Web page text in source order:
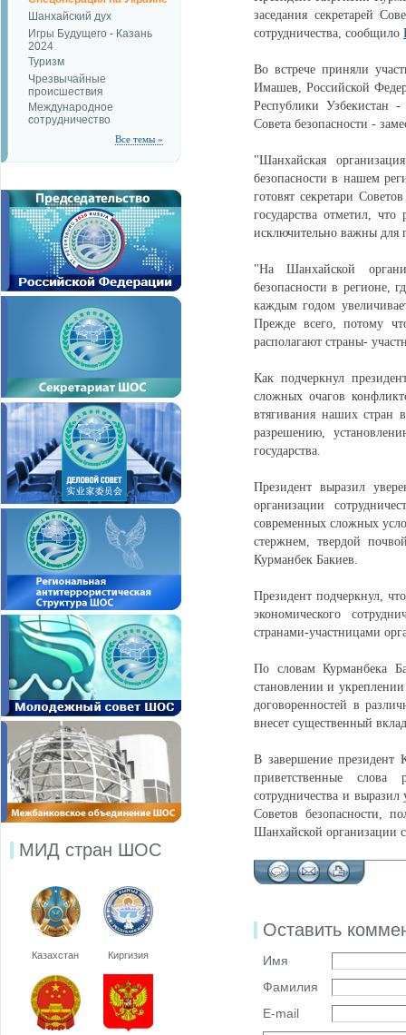
Шанхайский дух
Игры Будущего - Казань
2024
Туризм
Чрезвычайные
происшествия
Международное
сотрудничество
Все темы »
МИД стран ШОС
Казахстан Киргизия
заседания секретарей
сотрудничества, сообщило
Во встрече приняли
Имашев, Российской
Республики Узбекистан -
Совета безопасности -
"Шанхайская
безопасности в нашем
готовят секретари
государства отметил, что
исключительно важны
"На Шанхайской
безопасности в регионе,
каждым годом
Прежде всего, потому
располагают страны-
Как подчеркнул
сложных очагов
втягивания наших стран
разрешению,
государства.
Президент выразил
организации
современных сложных
стержнем, твердой
Курманбек Бакиев.
Президент подчеркнул,
экономического
странами-участницами
По словам Курманбека
становлении и
договоренностей в
внесет существенный
В завершение президент
приветственные слова
сотрудничества и выразил
Советов безопасности,
Шанхайской организации
Оставить
Имя
Фамилия
E-mail